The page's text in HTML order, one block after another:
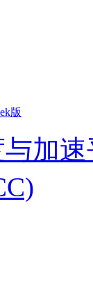
版
加